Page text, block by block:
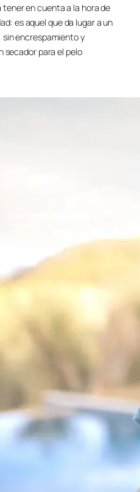
en cuenta a la hora de
es aquel que da lugar a un
encrespamiento y
secador para el pelo